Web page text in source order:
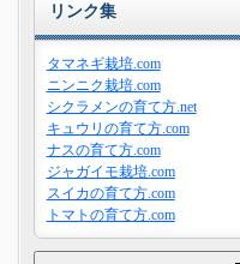
リンク集
タマネギ栽培.com
ニンニク栽培.com
シクラメンの育て方.net
キュウリの育て方.com
ナスの育て方.com
ジャガイモ栽培.com
スイカの育て方.com
トマトの育て方.com